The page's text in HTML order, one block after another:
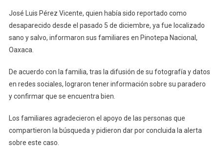
Reportado
Como
Desaparecido
José Luis Pérez Vicente, quien había sido reportado como
desaparecido desde el pasado 5 de diciembre, ya fue localizado
sano y salvo, informaron sus familiares en Pinotepa Nacional,
Oaxaca.
De acuerdo con la familia, tras la difusión de su fotografía y datos
en redes sociales, lograron tener información sobre su paradero
y confirmar que se encuentra bien.
Los familiares agradecieron el apoyo de las personas que
compartieron la búsqueda y pidieron dar por concluida la alerta
sobre este caso.